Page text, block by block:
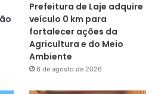
Prefeitura de Laje adquire
veículo 0 km para
fortalecer ações da
Agricultura e do Meio
Ambiente
6 de agosto de 2026